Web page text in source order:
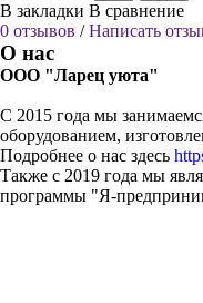
В закладки В сравнение
0 отзывов /Написать
О нас
ООО "Ларец уюта"
С 2015 года мы
оборудованием,
Подробнее о нас здесь
Также с 2019 года мы
программы "Я-